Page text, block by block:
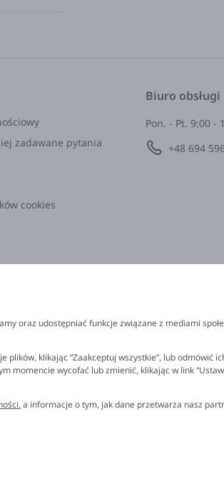
zadawane pytania
cookies
Biuro
Pon. - Pt. 9:00 -
+48 694
oraz udostępniać funkcje związane z mediami
klikając “Zaakceptuj wszystkie”, lub odmówić
momencie wycofać lub zmienić, klikając w link
a informacje o tym, jak dane przetwarza nasz